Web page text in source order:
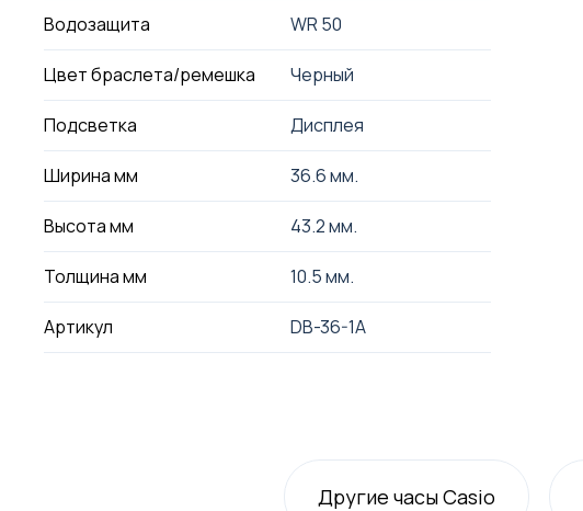
Водозащита WR 50
Цвет браслета/ремешка Черный
Подсветка Дисплея
Ширина мм 36.6 мм.
Высота мм 43.2 мм.
Толщина мм 10.5 мм.
Артикул DB-36-1A
Другие часы Casio